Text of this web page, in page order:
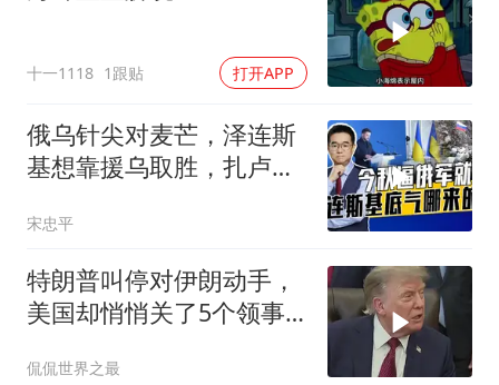
十一1118 1跟贴 打开APP
俄乌针尖对麦芒，泽连斯
基想靠援乌取胜，扎卢日
宋忠平
特朗普叫停对伊朗动手，
美国却悄悄关了5个领事
侃侃世界之最